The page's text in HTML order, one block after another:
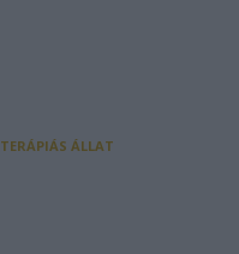
TERÁPIÁS ÁLLAT